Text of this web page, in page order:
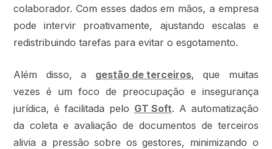
colaborador. Com esses dados em mãos, a empresa
pode intervir proativamente, ajustando escalas e
redistribuindo tarefas para evitar o esgotamento.
Além disso, a gestão de terceiros, que muitas
vezes é um foco de preocupação e insegurança
jurídica, é facilitada pelo GT Soft. A automatização
da coleta e avaliação de documentos de terceiros
alivia a pressão sobre os gestores, minimizando o